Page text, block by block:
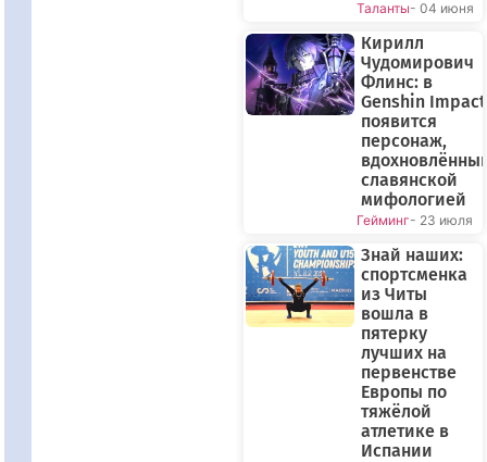
Таланты- 04 июня
Кирилл
Чудомирович
Флинс: в
Genshin Impact
появится
персонаж,
славянской
мифологией
Гейминг- 23 июля
Знай наших:
спортсменка
из Читы
вошла в
пятерку
лучших на
первенстве
Европы по
тяжёлой
атлетике в
Испании